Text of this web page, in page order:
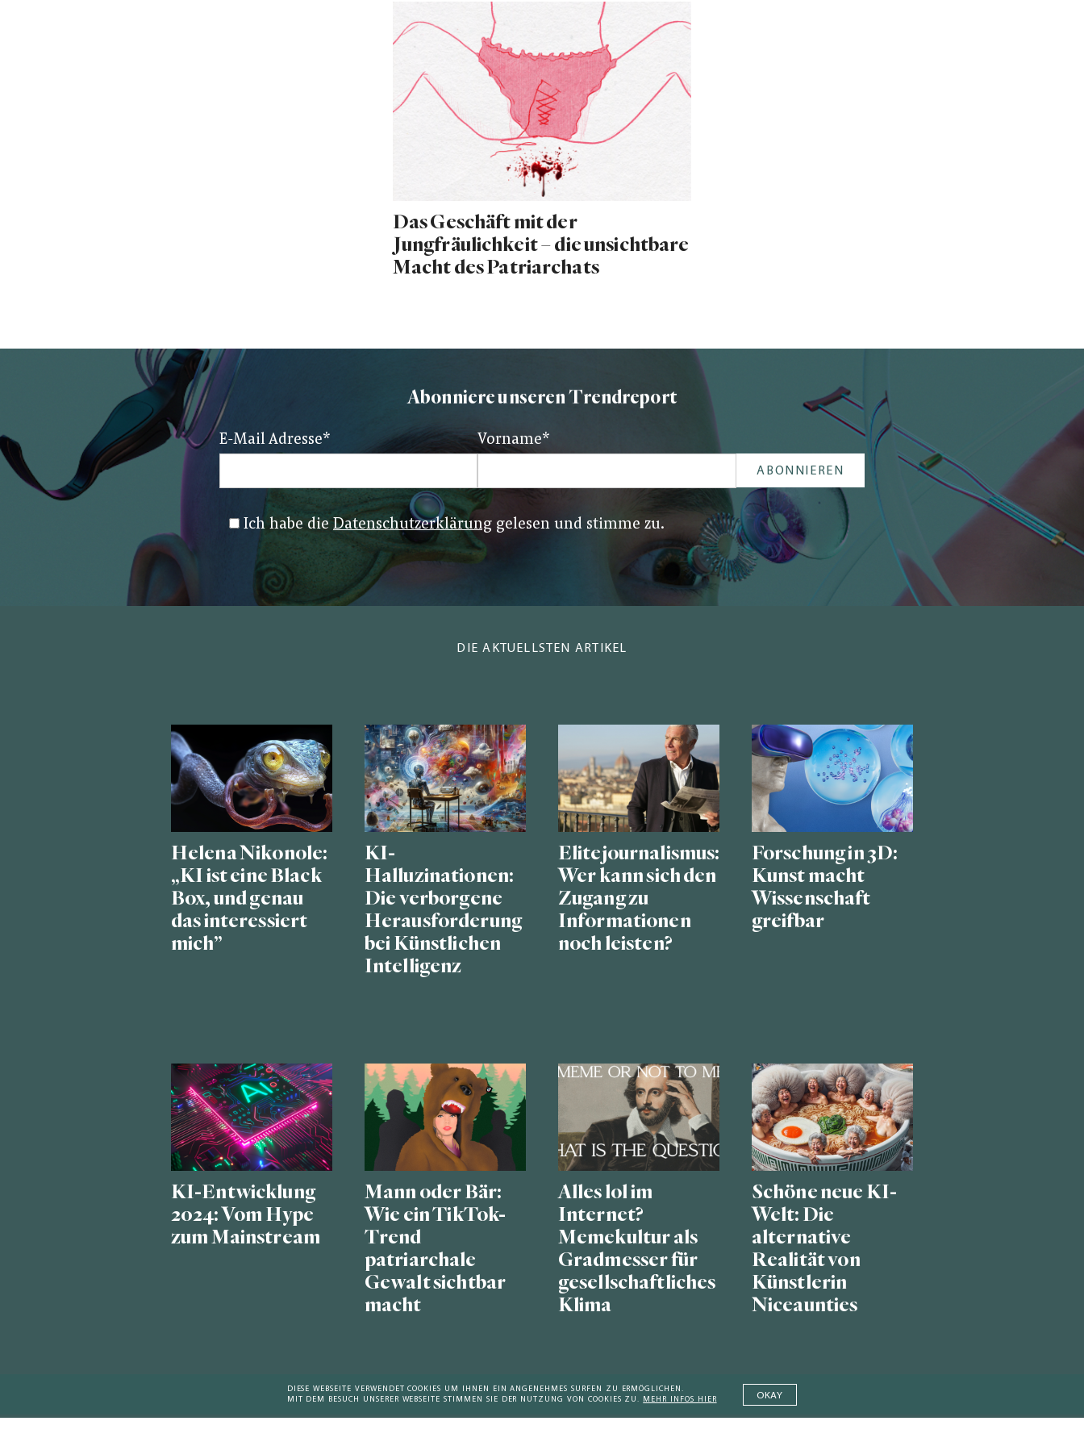
Das Geschäft mit der
Jungfräulichkeit – die unsichtbare
Macht des Patriarchats
Abonniere unseren Trendreport
E-Mail Adresse* Vorname*
Ich habe dieDatenschutzerklärung gelesen und stimme zu.
DIE AKTUELLSTEN ARTIKEL
Helena Nikonole:
„KI ist eine Black
Box, und genau
das interessiert
mich”
KI-
Halluzinationen:
Die verborgene
Herausforderung
bei Künstlichen
Intelligenz
Elitejournalismus:
Wer kann sich den
Zugang zu
Informationen
noch leisten?
Forschung in 3D:
Kunst macht
Wissenschaft
greifbar
KI-Entwicklung
2024: Vom Hype
zum Mainstream
Mann oder Bär:
Wie ein TikTok-
Trend
patriarchale
Gewalt sichtbar
macht
Alles lol im
Internet?
Memekultur als
Gradmesser für
gesellschaftliches
Klima
Schöne neue KI-
Welt: Die
alternative
Realität von
Künstlerin
Niceaunties
DIESE WEBSEITE VERWENDET COOKIES UM IHNEN EIN ANGENEHMES SURFEN ZU ERMÖGLICHEN.
MIT DEM BESUCH UNSERER WEBSEITE STIMMEN SIE DER NUTZUNG VON COOKIES ZU.
MEHR INFOS HIER OKAY